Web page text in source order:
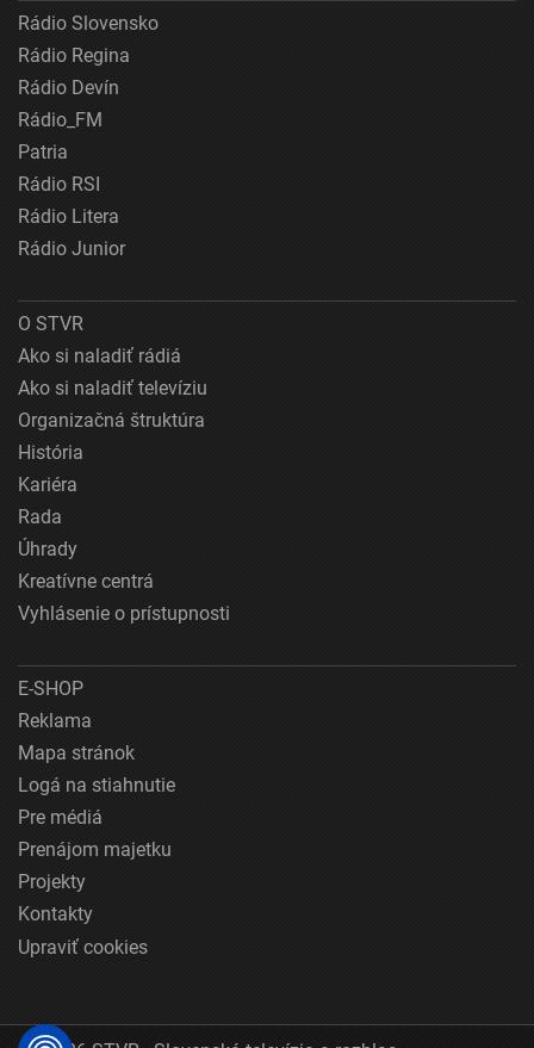
Rádio Slovensko
Rádio Regina
Rádio Devín
Rádio_FM
Patria
Rádio RSI
Rádio Litera
Rádio Junior
O STVR
Ako si naladiť rádiá
Ako si naladiť televíziu
Organizačná štruktúra
História
Kariéra
Rada
Úhrady
Kreatívne centrá
Vyhlásenie o prístupnosti
E-SHOP
Reklama
Mapa stránok
Logá na stiahnutie
Pre médiá
Prenájom majetku
Projekty
Kontakty
Upraviť cookies